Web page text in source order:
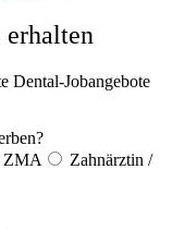
erhalten
Dental-Jobangebote
ZMA
Zahnärztin /